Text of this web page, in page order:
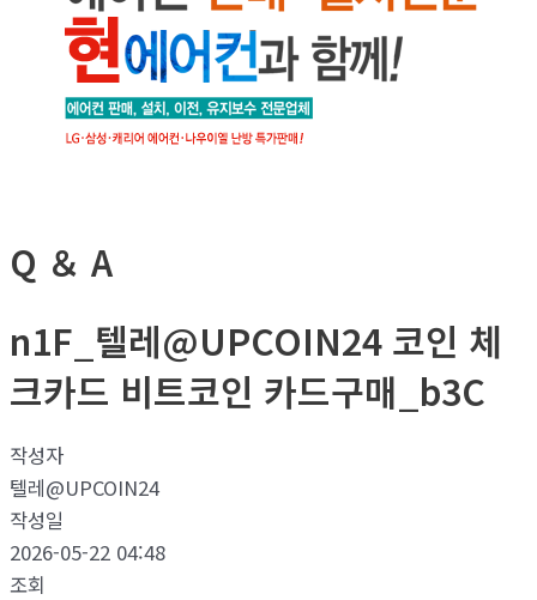
Q ＆ A
n1F_텔레@UPCOIN24 코인 체
크카드 비트코인 카드구매_b3C
작성자
텔레@UPCOIN24
작성일
2026-05-22 04:48
조회